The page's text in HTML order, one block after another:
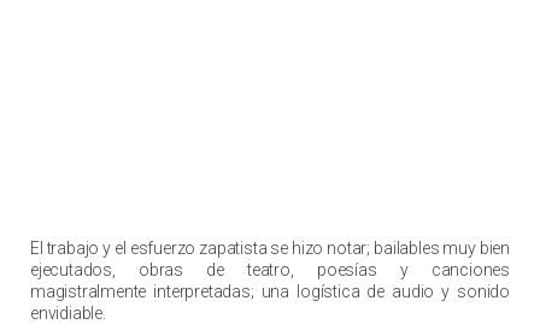
El trabajo y el esfuerzo zapatista se hizo notar; bailables muy bien
ejecutados, obras de teatro, poesías y canciones
magistralmente interpretadas; una logística de audio y sonido
envidiable.